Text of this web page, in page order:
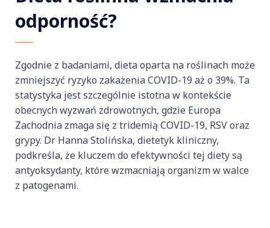
odporność?
Zgodnie z badaniami, dieta oparta na roślinach może
zmniejszyć ryzyko zakażenia COVID-19 aż o 39%. Ta
statystyka jest szczególnie istotna w kontekście
obecnych wyzwań zdrowotnych, gdzie Europa
Zachodnia zmaga się z tridemią COVID-19, RSV oraz
grypy. Dr Hanna Stolińska, dietetyk kliniczny,
podkreśla, że kluczem do efektywności tej diety są
antyoksydanty, które wzmacniają organizm w walce
z patogenami.